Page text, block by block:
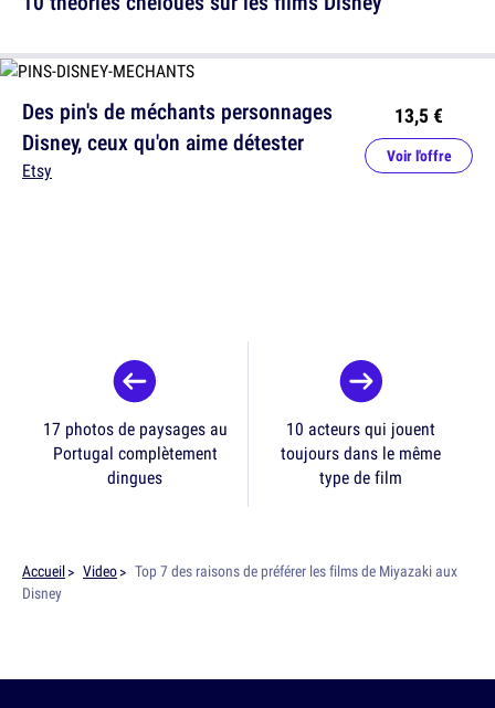
Des pin's de méchants personnages
Disney, ceux qu'on aime détester
Etsy
13,5 €
Voir l'offre
17 photos de paysages au
Portugal complètement
dingues
10 acteurs qui jouent
toujours dans le même
type de film
Accueil Video
Top 7 des raisons de préférer les films de Miyazaki aux
Disney